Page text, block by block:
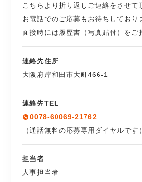
こちらより折り返しご連絡をさせて
お電話でのご応募もお待ちしており
面接時には履歴書（写真貼付）をご
連絡先住所
大阪府岸和田市大町466-1
連絡先TEL
0078-60069-21762
（通話無料の応募専用ダイヤルです）
担当者
人事担当者